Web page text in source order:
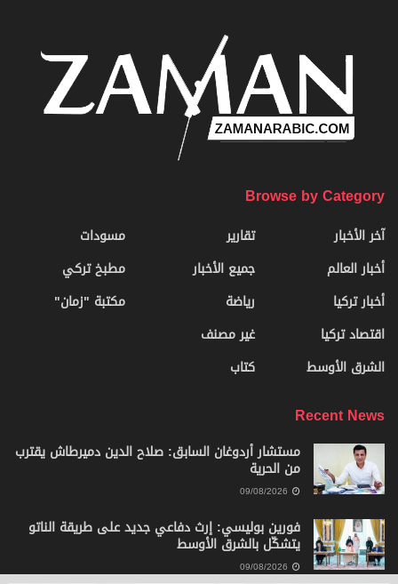
Browse by Category
آخر الأخبار
أخبار العالم
أخبار تركيا
اقتصاد تركيا
الشرق الأوسط
تقارير
جميع الأخبار
رياضة
غير مصنف
كتاب
مسودات
مطبخ تركي
مكتبة "زمان"
Recent News
مستشار أردوغان السابق: صلاح الدين دميرطاش يقترب
من الحرية
فورين بوليسي: إرث دفاعي جديد على طريقة الناتو
يتشكّل بالشرق الأوسط